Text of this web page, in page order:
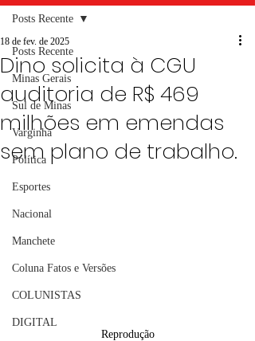
Posts Recente
Minas Gerais
Sul de Minas
Varginha
Política
Esportes
Nacional
Manchete
Coluna Fatos e Versões
COLUNISTAS
DIGITAL
Posts Recente
Dino solicita à CGU
auditoria de R$ 469
milhões em emendas
sem plano de trabalho.
18 de fev. de 2025
Reprodução